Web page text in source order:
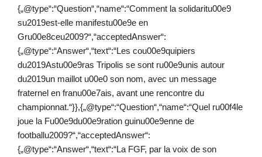
{„@type“:“Question“,“name“:“Comment la solidaritu00e9
su2019est-elle manifestu00e9e en
Gru00e8ceu2009?“,“acceptedAnswer“:
{„@type“:“Answer“,“text“:“Les cou00e9quipiers
du2019Astu00e9ras Tripolis se sont ru00e9unis autour
du2019un maillot u00e0 son nom, avec un message
fraternel en franu00e7ais, avant une rencontre du
championnat.“}},{„@type“:“Question“,“name“:“Quel ru00f4le
joue la Fu00e9du00e9ration guinu00e9enne de
footballu2009?“,“acceptedAnswer“:
{„@type“:“Answer“,“text“:“La FGF, par la voix de son